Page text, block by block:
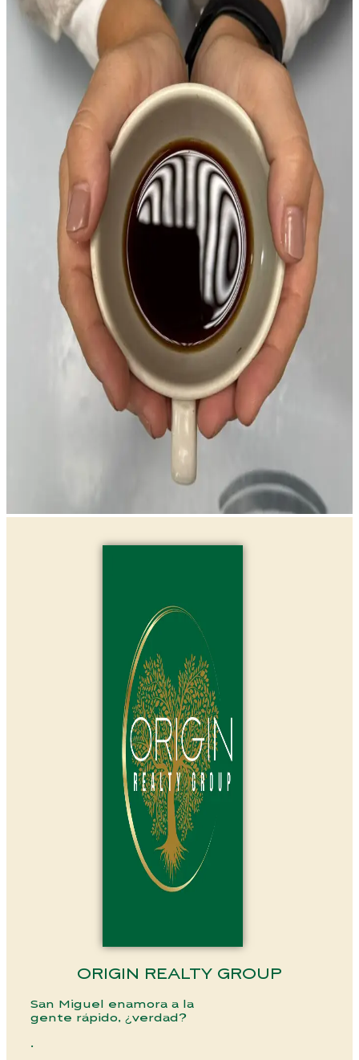
ORIGIN REALTY GROUP
San Miguel enamora a la
gente rápido, ¿verdad?
.